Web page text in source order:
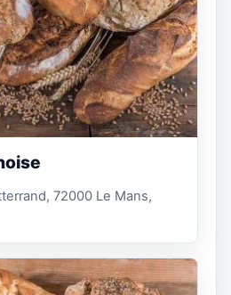
72000 Le Mans,